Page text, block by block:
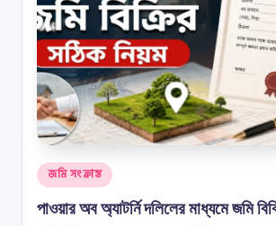
Posted
in
জমি সংক্রান্ত
পাওয়ার অব অ্যাটর্নি দলিলের মাধ্যমে জমি